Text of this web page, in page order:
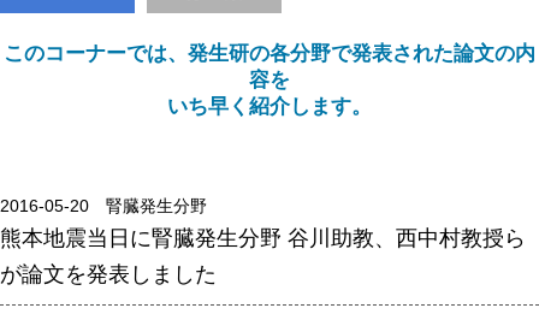
外部評価
災害対策
男女共同参画事業
年報
このコーナーでは、発生研の各分野で発表された論文の内
容を
いち早く紹介します。
2016-05-20 腎臓発生分野
熊本地震当日に腎臓発生分野 谷川助教、西中村教授ら
が論文を発表しました